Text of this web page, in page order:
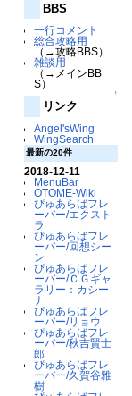
BBS
一行コメント
総合攻略用
（→攻略BBS）
雑談用
（→メインBB
S）
↑
リンク
Angel'sWing
WingSearch
最新の20件
2018-12-11
MenuBar
OTOME-Wiki
ぴゅあらばフレ
ーバー/エクスト
ラ
ぴゅあらばフレ
ーバー/回想シー
ン
ぴゅあらばフレ
ーバー/ＣＧギャ
ラリー：カシー
ナ
ぴゅあらばフレ
ーバー/リョウ
ぴゅあらばフレ
ーバー/秋吉賢士
郎
ぴゅあらばフレ
ーバー/久賀谷雅
樹